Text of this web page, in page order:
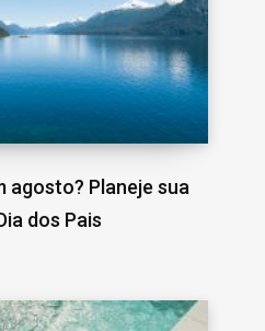
agosto? Planeje sua
dos Pais